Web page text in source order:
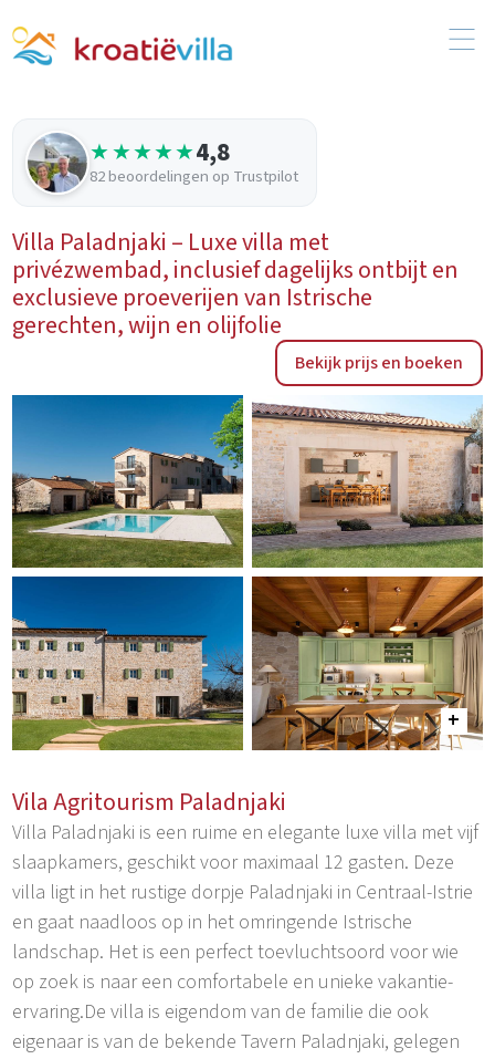
★★★★★4,8
82 beoordelingen op Trustpilot
Villa Paladnjaki – Luxe villa met
privézwembad, inclusief dagelijks ontbijt en
exclusieve proeverijen van Istrische
gerechten, wijn en olijfolie
Bekijk prijs en boeken
Vila Agritourism Paladnjaki
Villa Paladnjaki is een ruime en elegante luxe villa met vijf
slaapkamers, geschikt voor maximaal 12 gasten. Deze
villa ligt in het rustige dorpje Paladnjaki in Centraal-Istrie
en gaat naadloos op in het omringende Istrische
landschap. Het is een perfect toevluchtsoord voor wie
op zoek is naar een comfortabele en unieke vakantie-
ervaring.De villa is eigendom van de familie die ook
eigenaar is van de bekende Tavern Paladnjaki, gelegen